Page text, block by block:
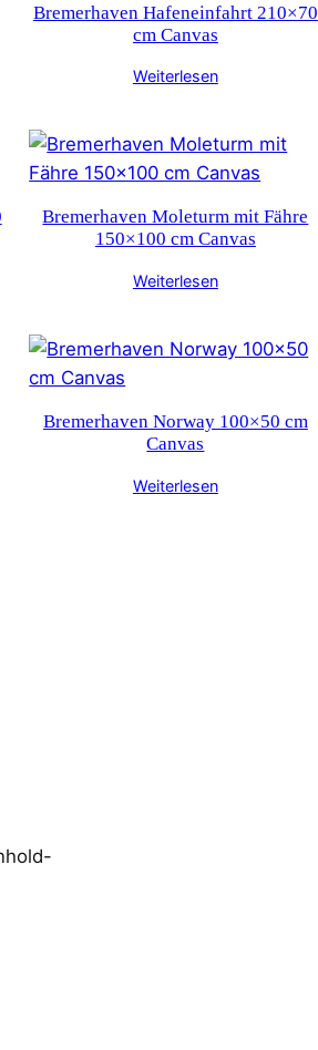
Bremerhaven Hafeneinfahrt 210×70
cm Canvas
Weiterlesen
Bremerhaven Moleturm mit Fähre
150×100 cm Canvas
Weiterlesen
Bremerhaven Norway 100×50 cm
Canvas
Weiterlesen